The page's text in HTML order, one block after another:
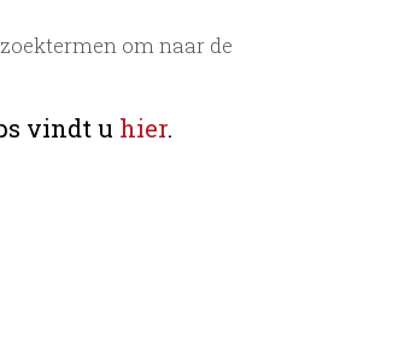
om naar de
vindt u hier.